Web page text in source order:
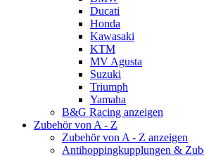
Ducati
Honda
Kawasaki
KTM
MV Agusta
Suzuki
Triumph
Yamaha
B&G Racing anzeigen
Zubehör von A - Z
Zubehör von A - Z anzeigen
Antihoppingkupplungen &